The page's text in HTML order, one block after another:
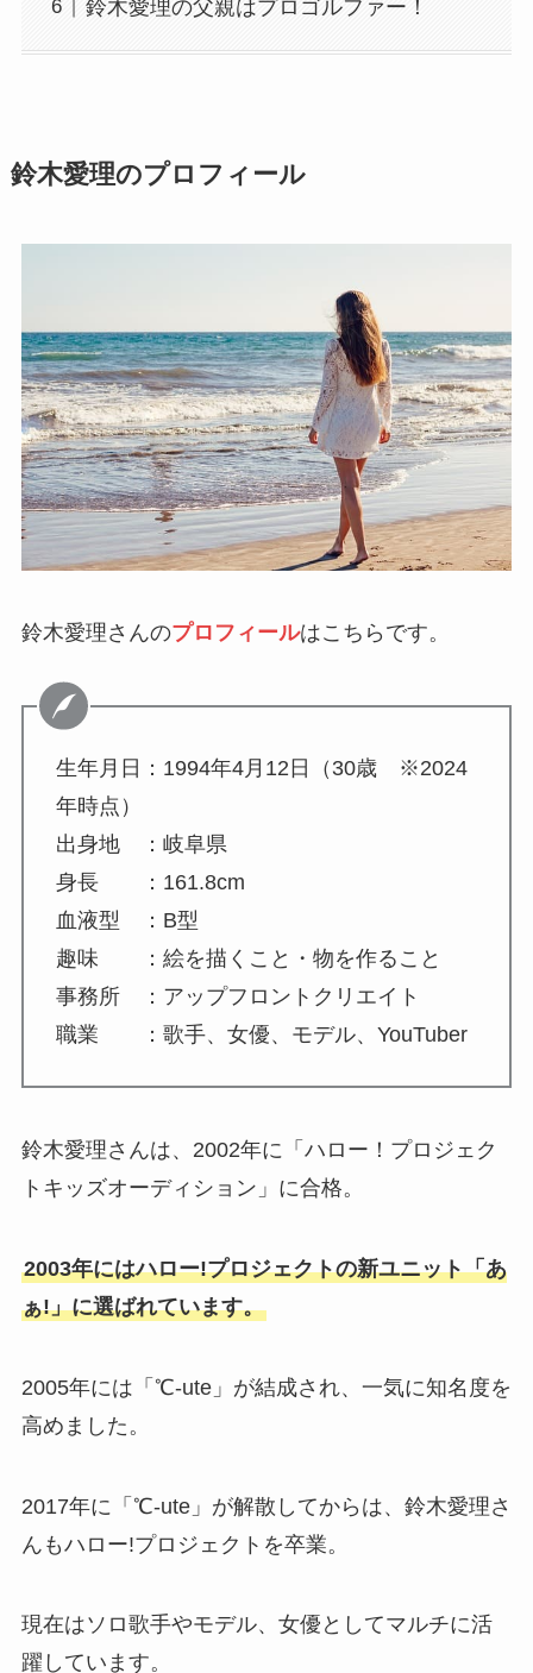
鈴木愛理の父親はプロゴルファー！
鈴木愛理のプロフィール
鈴木愛理さんのプロフィールはこちらです。
生年月日：1994年4月12日（30歳 ※2024
年時点）
出身地 ：岐阜県
身長 ：161.8cm
血液型 ：B型
趣味 ：絵を描くこと・物を作ること
事務所 ：アップフロントクリエイト
職業 ：歌手、女優、モデル、YouTuber
鈴木愛理さんは、2002年に「ハロー！プロジェク
トキッズオーディション」に合格。
2003年にはハロー!プロジェクトの新ユニット「あ
ぁ!」に選ばれています。
2005年には「℃-ute」が結成され、一気に知名度を
高めました。
2017年に「℃-ute」が解散してからは、鈴木愛理さ
んもハロー!プロジェクトを卒業。
現在はソロ歌手やモデル、女優としてマルチに活
躍しています。